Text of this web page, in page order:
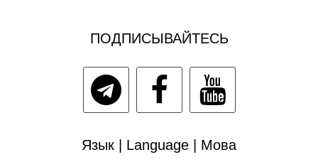
ПОДПИСЫВАЙТЕСЬ
Язык | Language | Мова